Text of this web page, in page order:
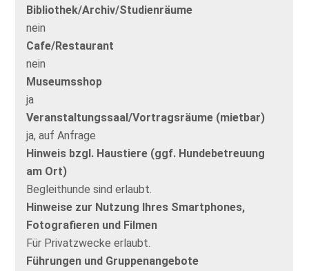
Bibliothek/Archiv/Studienräume
nein
Cafe/Restaurant
nein
Museumsshop
ja
Veranstaltungssaal/Vortragsräume (mietbar)
ja, auf Anfrage
Hinweis bzgl. Haustiere (ggf. Hundebetreuung
am Ort)
Begleithunde sind erlaubt.
Hinweise zur Nutzung Ihres Smartphones,
Fotografieren und Filmen
Für Privatzwecke erlaubt.
Führungen und Gruppenangebote